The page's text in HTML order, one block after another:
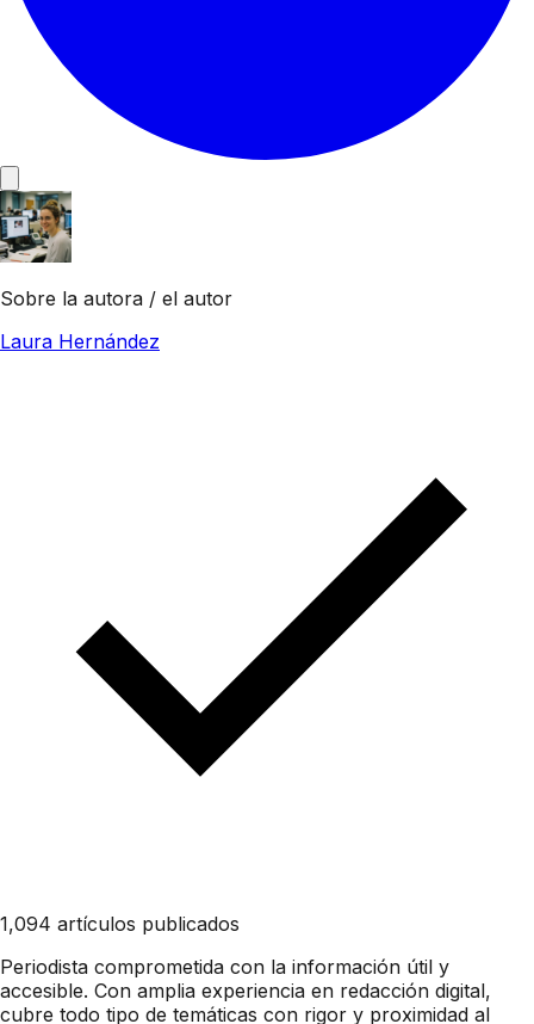
Sobre la autora / el autor
Laura Hernández
1,094 artículos publicados
Periodista comprometida con la información útil y
accesible. Con amplia experiencia en redacción digital,
cubre todo tipo de temáticas con rigor y proximidad al